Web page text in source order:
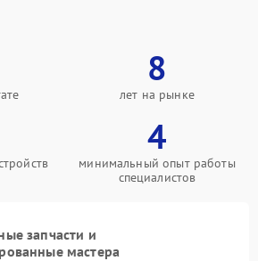
8
лет на рынке
4
минимальный опыт работы
специалистов
запчасти и
мастера